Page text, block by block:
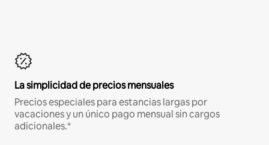
La simplicidad de precios mensuales
Precios especiales para estancias largas por
vacaciones y un único pago mensual sin cargos
adicionales.*